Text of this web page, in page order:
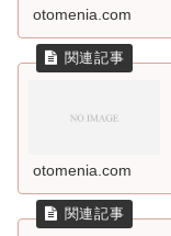
otomenia.com
otomenia.com